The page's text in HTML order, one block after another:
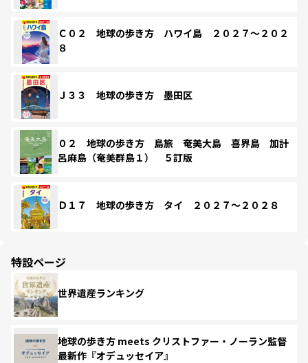
Ｃ０２ 地球の歩き方 ハワイ島 ２０２７～２０２
８
Ｊ３３ 地球の歩き方 墨田区
０２ 地球の歩き方 島旅 奄美大島 喜界島 加計
呂麻島（奄美群島１） ５訂版
Ｄ１７ 地球の歩き方 タイ ２０２７～２０２８
特設ページ
世界遺産ランキング
地球の歩き方 meets クリストファー・ノーラン監督
最新作『オデュッセイア』